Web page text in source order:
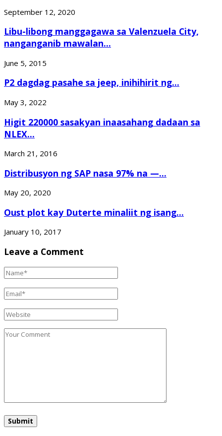
September 12, 2020
Libu-libong manggagawa sa Valenzuela City,
nanganganib mawalan...
June 5, 2015
P2 dagdag pasahe sa jeep, inihihirit ng...
May 3, 2022
Higit 220000 sasakyan inaasahang dadaan sa
NLEX...
March 21, 2016
Distribusyon ng SAP nasa 97% na —...
May 20, 2020
Oust plot kay Duterte minaliit ng isang...
January 10, 2017
Leave a Comment